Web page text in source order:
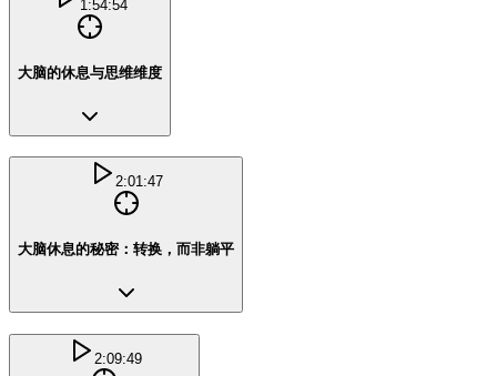
1:54:54
大脑的休息与思维维度
2:01:47
大脑休息的秘密：转换，而非躺平
2:09:49